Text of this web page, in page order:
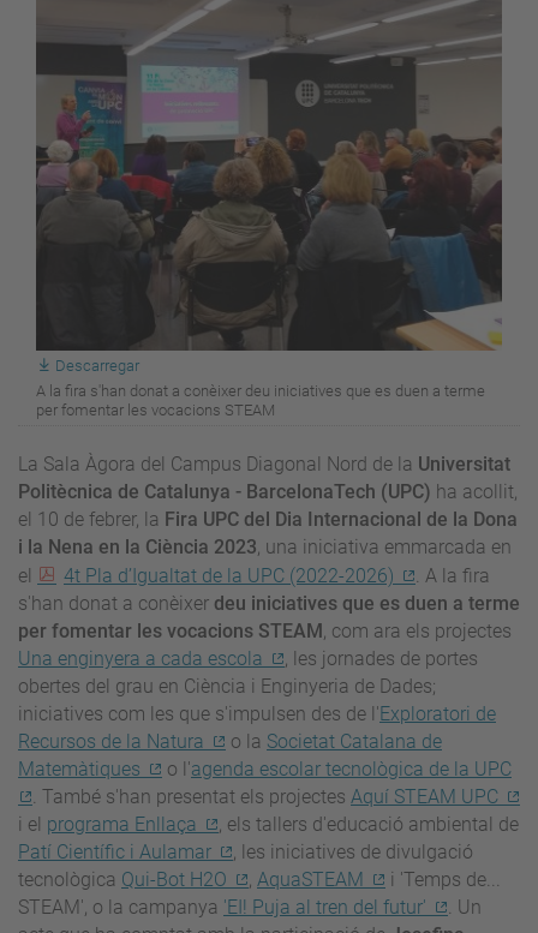
Descarregar
A la fira s'han donat a conèixer deu iniciatives que es duen a terme
per fomentar les vocacions STEAM
La Sala Àgora del Campus Diagonal Nord de la Universitat
Politècnica de Catalunya - BarcelonaTech (UPC) ha acollit,
el 10 de febrer, la Fira UPC del Dia Internacional de la Dona
i la Nena en la Ciència 2023, una iniciativa emmarcada en
el
4t Pla d’Igualtat de la UPC (2022-2026)
. A la fira
s'han donat a conèixer deu iniciatives que es duen a terme
per fomentar les vocacions STEAM, com ara els projectes
Una enginyera a cada escola
, les jornades de portes
obertes del grau en Ciència i Enginyeria de Dades;
iniciatives com les que s'impulsen des de l'Exploratori de
Recursos de la Natura
o la Societat Catalana de
Matemàtiques
o l'agenda escolar tecnològica de la UPC
. També s'han presentat els projectes Aquí STEAM UPC
i el programa Enllaça
, els tallers d'educació ambiental de
Patí Científic i Aulamar
, les iniciatives de divulgació
tecnològica Qui-Bot H2O , AquaSTEAM
i 'Temps de...
STEAM', o la campanya 'EI! Puja al tren del futur'
. Un